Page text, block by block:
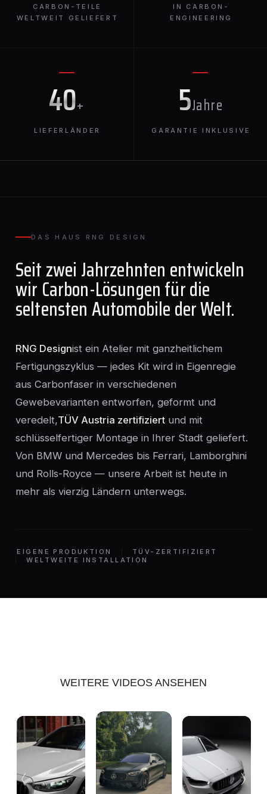
CARBON-TEILE
WELTWEIT GELIEFERT
IN CARBON-
ENGINEERING
40+
LIEFERLÄNDER
5Jahre
GARANTIE INKLUSIVE
DAS HAUS RNG DESIGN
Seit zwei Jahrzehnten entwickeln
wir Carbon-Lösungen für die
seltensten Automobile der Welt.
RNG Designist ein Atelier mit ganzheitlichem
Fertigungszyklus — jedes Kit wird in Eigenregie
aus Carbonfaser in verschiedenen
Gewebevarianten entworfen, geformt und
veredelt,TÜV Austria zertifiziert und mit
schlüsselfertiger Montage in Ihrer Stadt geliefert.
Von BMW und Mercedes bis Ferrari, Lamborghini
und Rolls-Royce — unsere Arbeit ist heute in
mehr als vierzig Ländern unterwegs.
EIGENE PRODUKTION
TÜV-ZERTIFIZIERT
WELTWEITE INSTALLATION
WEITERE VIDEOS ANSEHEN